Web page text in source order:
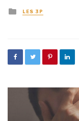
Posted in
LES 3P